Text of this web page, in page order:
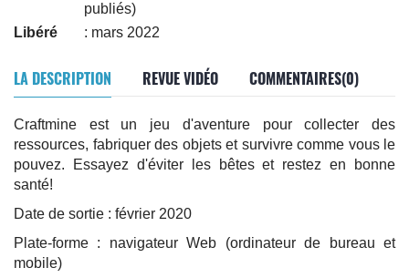
publiés)
Libéré
: mars 2022
LA DESCRIPTION REVUE VIDÉO COMMENTAIRES(0)
Craftmine est un jeu d'aventure pour collecter des
ressources, fabriquer des objets et survivre comme vous le
pouvez. Essayez d'éviter les bêtes et restez en bonne
santé!
Date de sortie : février 2020
Plate-forme : navigateur Web (ordinateur de bureau et
mobile)